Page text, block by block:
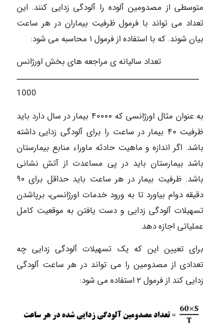
متوسطی از مصدومین آلوده را آلودگی زدایی کنند. این
تعداد می تواند با فرمول ظرفیت بیماران در هر ساعت
بیان شوند. که با استفاده از فرمول ۱ محاسبه می شود:
تعداد سالیانه ی مراجعه های بخش اورژانس
ـــــــــــــــــــــــــــــــــــــــــــــــــــــ
1000
به عنوان مثال اورژانسی که ۴۰۰۰۰ بیمار در سال دارد باید
ظرفیت ۴۰ بیمار در ساعت را برای آلودگی زدایی داشته
باشد. اگر اندازه و ماهیت حادثه ماوراء منابع بیمارستان
باشد بیمارستان باید در پی مساعدت از آتش نشانی
باشد. ظرفیت بیمار در هر ساعت باید حداقل برای ۹۰
دقیقه دوام بیاورد تا به ورود خدمات اورژانسی، برپاشدن
تسهیلات آلودگی زدایی و دست یافتن به موقعیت کامل
عملیاتی اجازه دهد.
برای تعیین این که یک تسهیلات آلودگی زدایی چه
تعدادی از مصدومین را می تواند در هر ساعت آلودگی
زدایی کند از فرمول ۲ استفاده می شود: